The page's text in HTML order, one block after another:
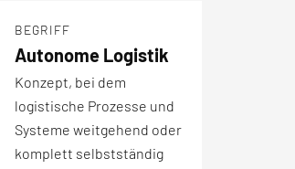
BEGRIFF
Autonome Logistik
Konzept, bei dem
logistische Prozesse und
Systeme weitgehend oder
komplett selbstständig